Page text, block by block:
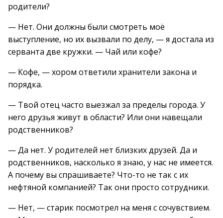
родители?
— Нет. Они должны были смотреть моё
выступление, но их вызвали по делу, — я достала из
серванта две кружки. — Чай или кофе?
— Кофе, — хором ответили хранители закона и
порядка.
— Твой отец часто выезжал за пределы города. У
него друзья живут в области? Или они навещали
родственников?
— Да нет. У родителей нет близких друзей. Да и
родственников, насколько я знаю, у нас не имеется.
А почему вы спрашиваете? Что-то не так с их
нефтяной компанией? Так они просто сотрудники.
— Нет, — старик посмотрел на меня с сочувствием.